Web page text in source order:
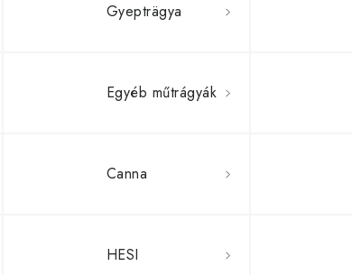
Gyepträgya
Egyéb műtrágyák
Canna
HESI